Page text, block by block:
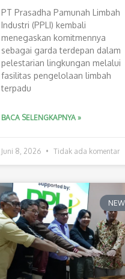
PT Prasadha Pamunah Limbah
Industri (PPLI) kembali
menegaskan komitmennya
sebagai garda terdepan dalam
pelestarian lingkungan melalui
fasilitas pengelolaan limbah
terpadu
BACA SELENGKAPNYA »
Juni 8, 2026 Tidak ada komentar